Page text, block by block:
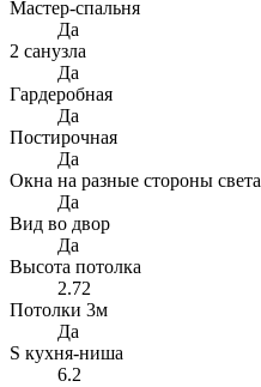
Мастер-спальня
Да
2 санузла
Да
Гардеробная
Да
Постирочная
Да
Окна на разные стороны света
Да
Вид во двор
Да
Высота потолка
2.72
Потолки 3м
Да
S кухня-ниша
6.2